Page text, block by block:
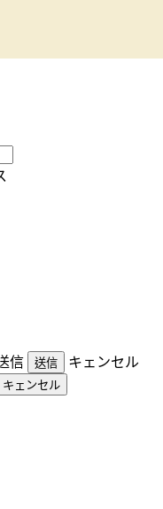
信
キェンセル